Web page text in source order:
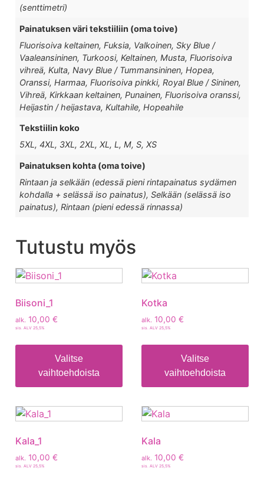
(senttimetri)
Painatuksen väri tekstiiliin (oma toive)
Fluorisoiva keltainen, Fuksia, Valkoinen, Sky Blue /
Vaaleansininen, Turkoosi, Keltainen, Musta, Fluorisoiva
vihreä, Kulta, Navy Blue / Tummansininen, Hopea,
Oranssi, Harmaa, Fluorisoiva pinkki, Royal Blue / Sininen,
Vihreä, Kirkkaan keltainen, Punainen, Fluorisoiva oranssi,
Heijastin / heijastava, Kultahile, Hopeahile
Tekstiilin koko
5XL, 4XL, 3XL, 2XL, XL, L, M, S, XS
Painatuksen kohta (oma toive)
Rintaan ja selkään (edessä pieni rintapainatus sydämen
kohdalla + selässä iso painatus), Selkään (selässä iso
painatus), Rintaan (pieni edessä rinnassa)
Tutustu myös
Biisoni_1
alk. 10,00 €
sis. ALV 25,5%
Valitse
vaihtoehdoista
Kotka
alk. 10,00 €
sis. ALV 25,5%
Valitse
vaihtoehdoista
Kala_1
alk. 10,00 €
sis. ALV 25,5%
Kala
alk. 10,00 €
sis. ALV 25,5%